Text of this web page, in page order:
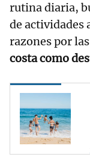
rutina diaria,
de actividades
razones por
costa como